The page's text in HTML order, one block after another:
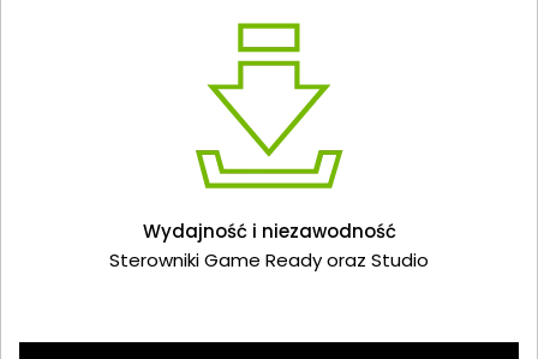
Wydajność i niezawodność
Sterowniki Game Ready oraz Studio